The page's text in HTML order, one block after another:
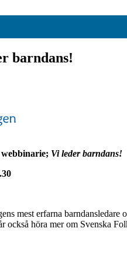
barndans!
Vi leder barndans!
mest erfarna
också höra mer om Svenska